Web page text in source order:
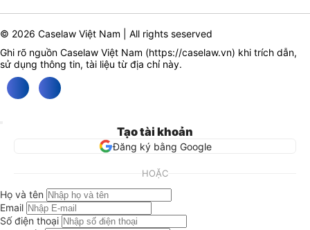
© 2026 Caselaw Việt Nam | All rights seserved
Ghi rõ nguồn Caselaw Việt Nam (https://caselaw.vn) khi trích dẫn,
sử dụng thông tin, tài liệu từ địa chỉ này.
Tạo tài khoản
Đăng ký bằng Google
HOẶC
Họ và tên
Email
Số điện thoại